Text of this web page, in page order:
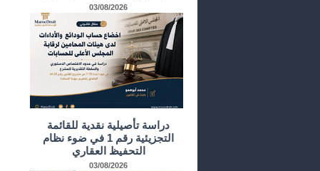
03/08/2026
دراسة تأصيلية نقدية للقائمة
التجزيئية رقم 1 في ضوء نظام
التحفيظ العقاري
03/08/2026